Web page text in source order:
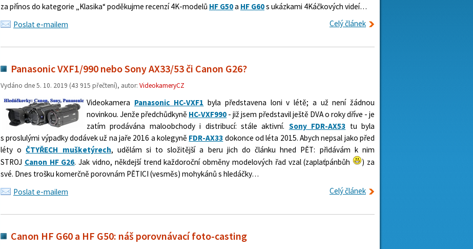
za přínos do kategorie „Klasika“ poděkujme recenzí 4K-modelů HF G50a HF G60s ukázkami 4Káčkových videí…
Poslat e-mailem
Celý článek
Panasonic VXF1/990 nebo Sony AX33/53 či Canon G26?
Vydáno dne5. 10. 2019 (43 915 přečtení), autor: VideokameryCZ
Videokamera Panasonic HC-VXF1 byla představena loni v létě; a už není žádnou
novinkou. Jenže předchůdkyně HC-VXF990 - již jsem představil ještě DVA o roky dříve - je
zatím prodávána maloobchody i distribucí: stále aktivní. Sony FDR-AX53 tu byla
s proslulými výpadky dodávek už na jaře 2016 a kolegyně FDR-AX33 dokonce od léta 2015. Abych nepsal jako před
léty oČTYŘECH mušketýrech, udělám si to složitější a beru jich do článku hned PĚT: přidávám k nim
STROJ Canon HF G26. Jak vidno, někdejší trend každoroční obměny modelových řad vzal (zaplaťpánbůh
) za
své. Dnes trošku komerčně porovnám PĚTICI (vesměs) mohykánů s hledáčky…
Poslat e-mailem
Celý článek
Canon HF G60 a HF G50: náš porovnávací foto-casting